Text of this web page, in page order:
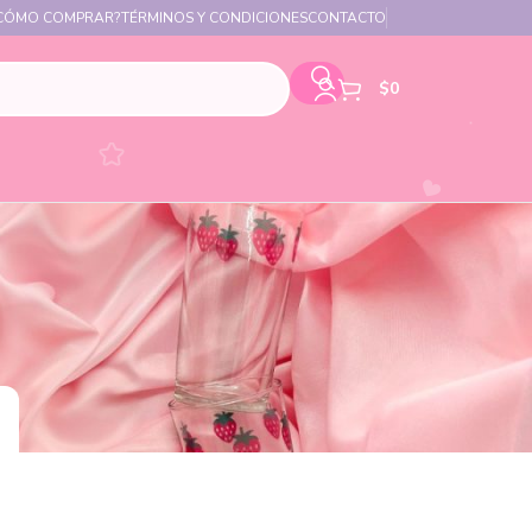
COMPRAR?TÉRMINOS Y CONDICIONESCONTACTO
$0